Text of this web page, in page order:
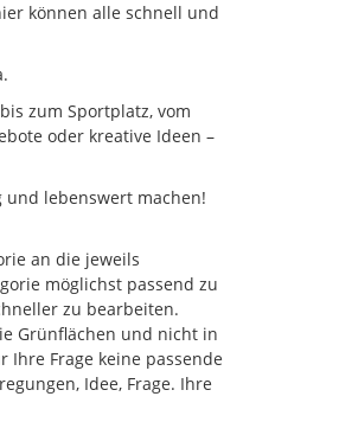
können alle schnell und
zum Sportplatz, vom
oder kreative Ideen –
und lebenswert machen!
an die jeweils
möglichst passend zu
zu bearbeiten.
Grünflächen und nicht in
Ihre Frage keine passende
Idee, Frage. Ihre